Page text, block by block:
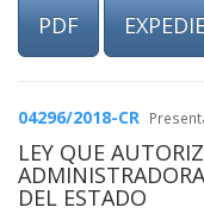
PDF
04296/2018-CR
LEY QUE
DEL ESTADO